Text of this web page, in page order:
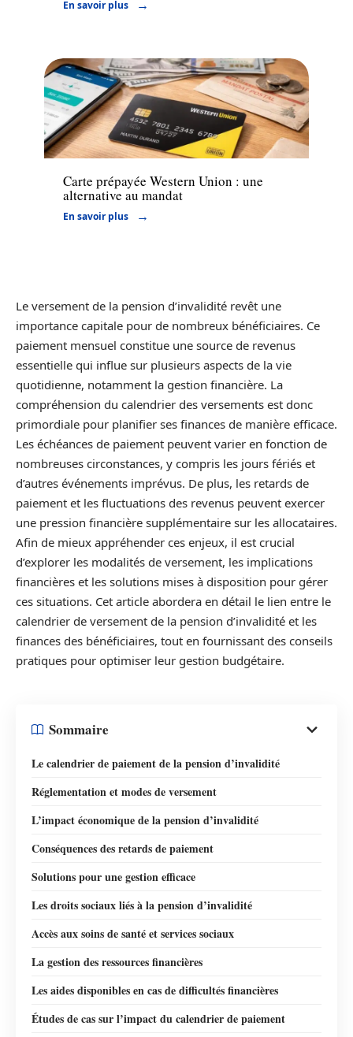
En savoir plus
Financement
Carte prépayée Western Union : une
alternative au mandat
En savoir plus
Le versement de la pension d’invalidité revêt une
importance capitale pour de nombreux bénéficiaires. Ce
paiement mensuel constitue une source de revenus
essentielle qui influe sur plusieurs aspects de la vie
quotidienne, notamment la gestion financière. La
compréhension du calendrier des versements est donc
primordiale pour planifier ses finances de manière efficace.
Les échéances de paiement peuvent varier en fonction de
nombreuses circonstances, y compris les jours fériés et
d’autres événements imprévus. De plus, les retards de
paiement et les fluctuations des revenus peuvent exercer
une pression financière supplémentaire sur les allocataires.
Afin de mieux appréhender ces enjeux, il est crucial
d’explorer les modalités de versement, les implications
financières et les solutions mises à disposition pour gérer
ces situations. Cet article abordera en détail le lien entre le
calendrier de versement de la pension d’invalidité et les
finances des bénéficiaires, tout en fournissant des conseils
pratiques pour optimiser leur gestion budgétaire.
Sommaire
Le calendrier de paiement de la pension d’invalidité
Réglementation et modes de versement
L’impact économique de la pension d’invalidité
Conséquences des retards de paiement
Solutions pour une gestion efficace
Les droits sociaux liés à la pension d’invalidité
Accès aux soins de santé et services sociaux
La gestion des ressources financières
Les aides disponibles en cas de difficultés financières
Études de cas sur l’impact du calendrier de paiement